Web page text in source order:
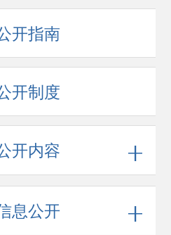
开指南
开制度
开内容
息公开